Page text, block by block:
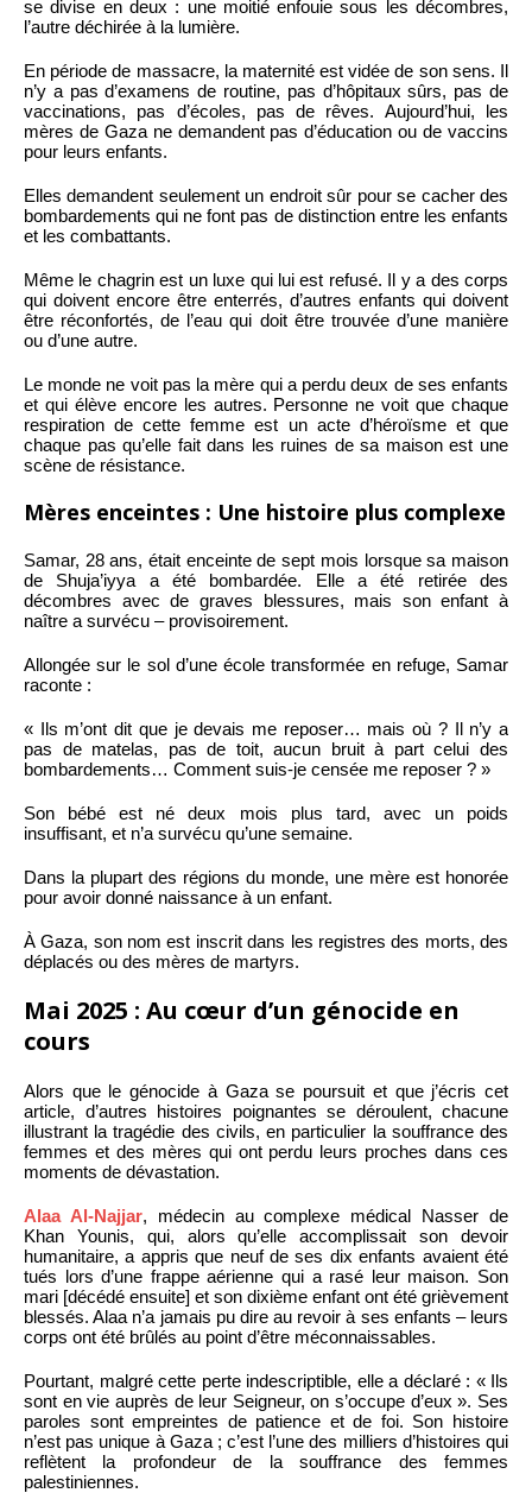
se divise en deux : une moitié enfouie sous les décombres,
l’autre déchirée à la lumière.
En période de massacre, la maternité est vidée de son sens. Il
n’y a pas d’examens de routine, pas d’hôpitaux sûrs, pas de
vaccinations, pas d’écoles, pas de rêves. Aujourd’hui, les
mères de Gaza ne demandent pas d’éducation ou de vaccins
pour leurs enfants.
Elles demandent seulement un endroit sûr pour se cacher des
bombardements qui ne font pas de distinction entre les enfants
et les combattants.
Même le chagrin est un luxe qui lui est refusé. Il y a des corps
qui doivent encore être enterrés, d’autres enfants qui doivent
être réconfortés, de l’eau qui doit être trouvée d’une manière
ou d’une autre.
Le monde ne voit pas la mère qui a perdu deux de ses enfants
et qui élève encore les autres. Personne ne voit que chaque
respiration de cette femme est un acte d’héroïsme et que
chaque pas qu’elle fait dans les ruines de sa maison est une
scène de résistance.
Mères enceintes : Une histoire plus complexe
Samar, 28 ans, était enceinte de sept mois lorsque sa maison
de Shuja’iyya a été bombardée. Elle a été retirée des
décombres avec de graves blessures, mais son enfant à
naître a survécu – provisoirement.
Allongée sur le sol d’une école transformée en refuge, Samar
raconte :
« Ils m’ont dit que je devais me reposer… mais où ? Il n’y a
pas de matelas, pas de toit, aucun bruit à part celui des
bombardements… Comment suis-je censée me reposer ? »
Son bébé est né deux mois plus tard, avec un poids
insuffisant, et n’a survécu qu’une semaine.
Dans la plupart des régions du monde, une mère est honorée
pour avoir donné naissance à un enfant.
À Gaza, son nom est inscrit dans les registres des morts, des
déplacés ou des mères de martyrs.
Mai 2025 : Au cœur d’un génocide en
cours
Alors que le génocide à Gaza se poursuit et que j’écris cet
article, d’autres histoires poignantes se déroulent, chacune
illustrant la tragédie des civils, en particulier la souffrance des
femmes et des mères qui ont perdu leurs proches dans ces
moments de dévastation.
Alaa Al-Najjar, médecin au complexe médical Nasser de
Khan Younis, qui, alors qu’elle accomplissait son devoir
humanitaire, a appris que neuf de ses dix enfants avaient été
tués lors d’une frappe aérienne qui a rasé leur maison. Son
mari [décédé ensuite] et son dixième enfant ont été grièvement
blessés. Alaa n’a jamais pu dire au revoir à ses enfants – leurs
corps ont été brûlés au point d’être méconnaissables.
Pourtant, malgré cette perte indescriptible, elle a déclaré : « Ils
sont en vie auprès de leur Seigneur, on s’occupe d’eux ». Ses
paroles sont empreintes de patience et de foi. Son histoire
n’est pas unique à Gaza ; c’est l’une des milliers d’histoires qui
reflètent la profondeur de la souffrance des femmes
palestiniennes.